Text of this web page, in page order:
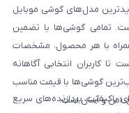
مدل‌های گوشی موبایل
تمامی گوشی‌ها با تضمین
همراه با هر محصول، مشخصات
کاربران انتخابی آگاهانه
گوشی‌ها با قیمت مناسب
امن و آسان است.
باکیفیت، پردازنده‌های سریع